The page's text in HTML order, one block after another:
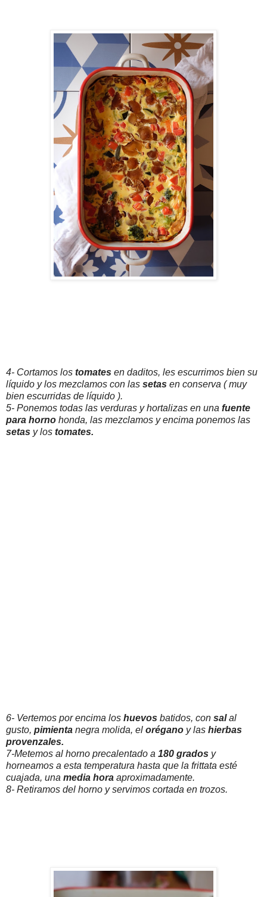
4- Cortamos los tomates en daditos, les escurrimos bien su
líquido y los mezclamos con las setas en conserva ( muy
bien escurridas de líquido ).
5- Ponemos todas las verduras y hortalizas en una fuente
para horno honda, las mezclamos y encima ponemos las
setas y los tomates.
6- Vertemos por encima los huevos batidos, con salal
gusto, pimienta negra molida, el orégano y las hierbas
provenzales.
7-Metemos al horno precalentado a 180 grados y
horneamos a esta temperatura hasta que la frittata esté
cuajada, una media hora aproximadamente.
8- Retiramos del horno y servimos cortada en trozos.